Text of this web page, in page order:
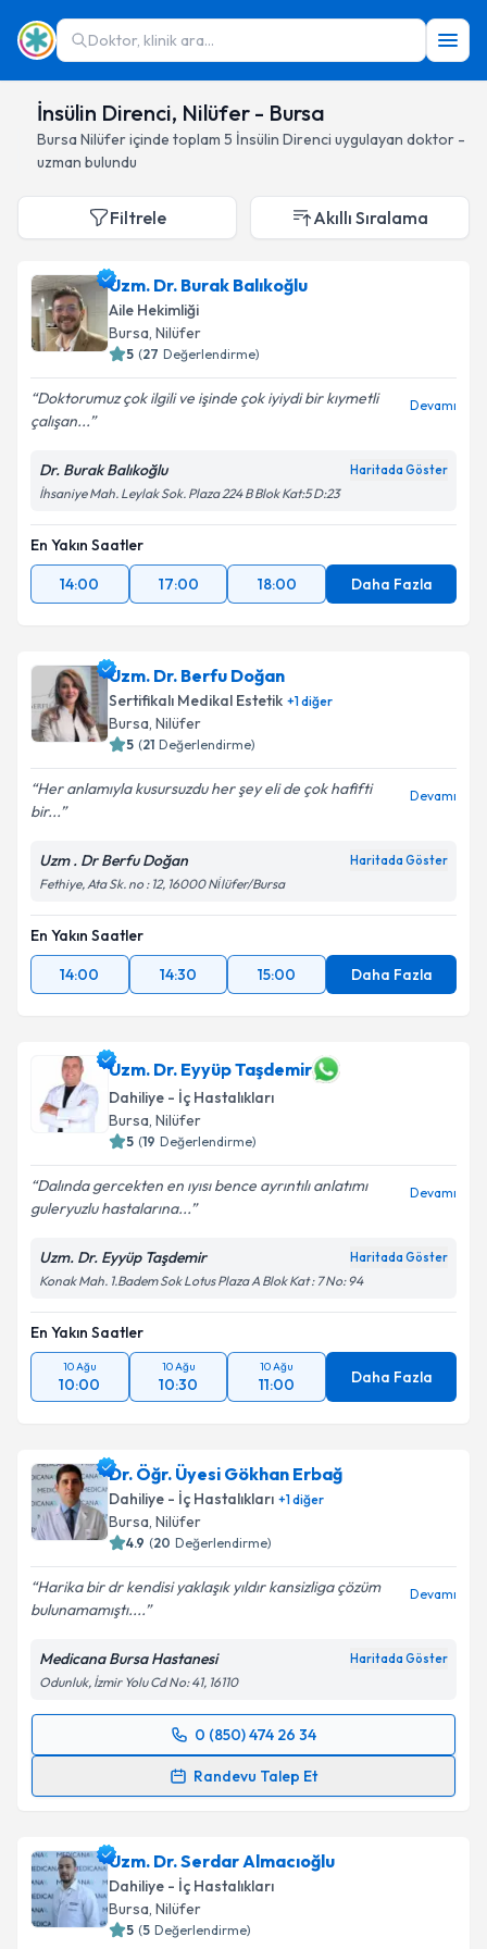
Doktor, klinik ara...
İnsülin Direnci, Nilüfer - Bursa
Bursa Nilüferiçinde toplam 5 İnsülin Direnci uygulayan doktor -
uzman bulundu
Filtrele Akıllı Sıralama
Uzm. Dr. Burak Balıkoğlu
Aile Hekimliği
Bursa, Nilüfer
5 (27 Değerlendirme)
Doktorumuz çok ilgili ve işinde çok iyiydi bir kıymetli
çalışan...
Devamı
Dr. Burak Balıkoğlu Haritada Göster
İhsaniye Mah. Leylak Sok. Plaza 224 B Blok Kat:5 D:23
En Yakın Saatler
14:00
17:00 18:00 Daha Fazla
Uzm. Dr. Berfu Doğan
Sertifikalı Medikal Estetik +1diğer
Bursa, Nilüfer
5 (21 Değerlendirme)
Her anlamıyla kusursuzdu her şey eli de çok hafifti
bir...
Devamı
Uzm . Dr Berfu Doğan Haritada Göster
Fethiye, Ata Sk. no : 12, 16000 Ni̇lüfer/Bursa
En Yakın Saatler
14:00
14:30 15:00 Daha Fazla
Uzm. Dr. Eyyüp Taşdemir
Dahiliye - İç Hastalıkları
Bursa, Nilüfer
5 (19 Değerlendirme)
Dalında gercekten en ıyısı bence ayrıntılı anlatımı
guleryuzlu hastalarına...
Devamı
Uzm. Dr. Eyyüp Taşdemir Haritada Göster
Konak Mah. 1.Badem Sok Lotus Plaza A Blok Kat : 7 No: 94
En Yakın Saatler
10 Ağu
10:00
10 Ağu
10:30
10 Ağu
11:00 Daha Fazla
Dr. Öğr. Üyesi Gökhan Erbağ
Dahiliye - İç Hastalıkları +1diğer
Bursa, Nilüfer
4.9 (20 Değerlendirme)
Harika bir dr kendisi yaklaşık yıldır kansizliga çözüm
bulunamamıştı....
Devamı
Medicana Bursa Hastanesi Haritada Göster
Odunluk, İzmir Yolu Cd No: 41, 16110
0 (850) 474 26 34
Randevu Talep Et
Randevu Takvimi Talebi
için bir takvim hazırlandığında e-posta ile
bilgilendireceğiz.
E-posta Adresiniz
Uzm. Dr. Serdar Almacıoğlu
Dahiliye - İç Hastalıkları
Bursa, Nilüfer
5 (5 Değerlendirme)